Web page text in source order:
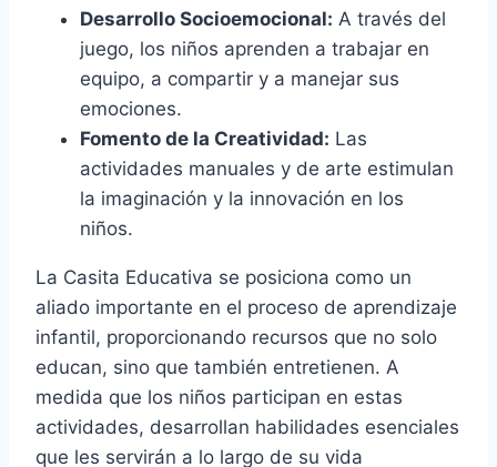
Desarrollo Socioemocional: A través del
juego, los niños aprenden a trabajar en
equipo, a compartir y a manejar sus
emociones.
Fomento de la Creatividad: Las
actividades manuales y de arte estimulan
la imaginación y la innovación en los
niños.
La Casita Educativa se posiciona como un
aliado importante en el proceso de aprendizaje
infantil, proporcionando recursos que no solo
educan, sino que también entretienen. A
medida que los niños participan en estas
actividades, desarrollan habilidades esenciales
que les servirán a lo largo de su vida